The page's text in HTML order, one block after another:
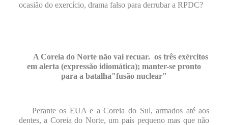
ocasião do exercício, drama falso para derrubar a RPDC?
A Coreia do Norte não vai recuar. os três exércitos
em alerta (expressão idiomática); manter-se pronto
para a batalha"fusão nuclear"
Perante os EUA e a Coreia do Sul, armados até aos
dentes, a Coreia do Norte, um país pequeno mas que não